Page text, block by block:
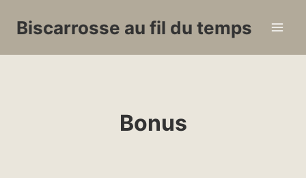
Biscarrosse au fil du temps
Bonus